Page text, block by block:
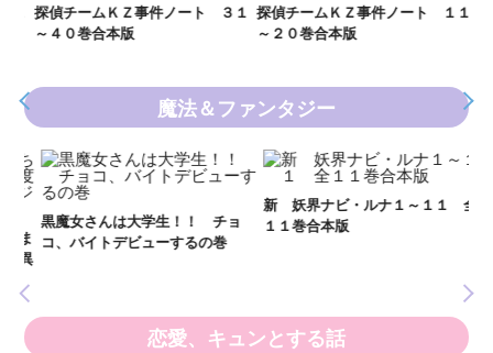
探偵チームＫＺ事件ノート ３１
～４０巻合本版
探偵チームＫＺ事件ノート １１
～２０巻合本版
魔法＆ファンタジー
黒魔女さんは大学生！！ チョ
コ、バイトデビューするの巻
新 妖界ナビ・ルナ１～１１ 全
１１巻合本版
恋愛、キュンとする話